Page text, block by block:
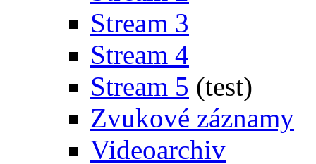
Stream 3
Stream 4
Stream 5 (test)
Zvukové záznamy
Videoarchiv